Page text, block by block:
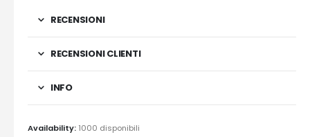
RECENSIONI
RECENSIONI CLIENTI
INFO
Availability: 1000 disponibili